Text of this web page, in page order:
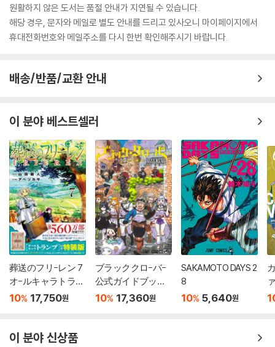
원활하지 않은 도서는 품절 안내가 지연될 수 있습니다.
해당 경우, 문자와 메일로 별도 안내를 드리고 있사오니 마이페이지에서
휴대전화번호와 메일주소를 다시 한번 확인해주시기 바랍니다.
배송/반품/교환 안내
이 분야 베스트셀러
葬送のフリ-レン 7
オ-ルキャラトラン
プ付き特裝版
10% 17,750원
ブラッククロ-バ-
公式ガイドブック
完全魔導書
10% 17,360원
SAKAMOTO DAYS 2
8
10% 5,640원
이 분야 신상품